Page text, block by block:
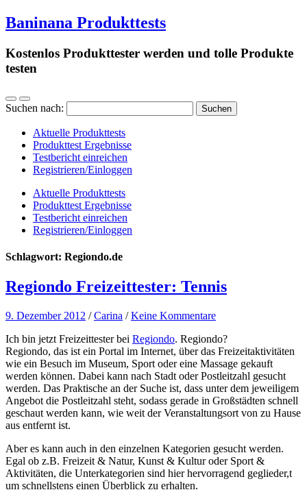
Baninana Produkttests
Kostenlos Produkttester werden und tolle Produkte
testen
Suchen nach:
Aktuelle Produkttests
Produkttest Ergebnisse
Testbericht einreichen
Registrieren/Einloggen
Aktuelle Produkttests
Produkttest Ergebnisse
Testbericht einreichen
Registrieren/Einloggen
Schlagwort: Regiondo.de
Regiondo Freizeittester: Tennis
9. Dezember 2012 /Carina /Keine Kommentare
Ich bin jetzt Freizeittester bei Regiondo. Regiondo?
Regiondo, das ist ein Portal im Internet, über das Freizeitaktivitäten
wie ein Besuch im Museum, Sport oder eine Massage gekauft
werden können. Dabei kann nach Stadt oder Postleitzahl gesucht
werden. Das Praktische an der Suche ist, dass unter dem jeweiligem
Angebot die Postleitzahl steht, sodass gerade in Großstädten schnell
geschaut werden kann, wie weit der Veranstaltungsort von zu Hause
aus entfernt ist.
Aber es kann auch in den einzelnen Kategorien gesucht werden.
Egal ob z.B. Freizeit & Natur, Kunst & Kultur oder Sport &
Aktivitäten, die Unterkategorien sind hier hervorragend geglieder,t
um schnellstens einen Überblick zu erhalten.